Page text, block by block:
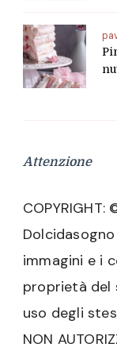
Attenzione
immagini e i
proprietà del
uso degli
NON